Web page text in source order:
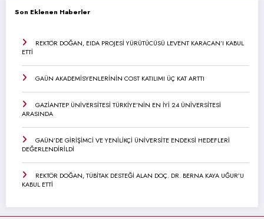
Son Eklenen Haberler
REKTÖR DOĞAN, EIDA PROJESİ YÜRÜTÜCÜSÜ LEVENT KARACAN’I KABUL
ETTİ
GAÜN AKADEMİSYENLERİNİN COST KATILIMI ÜÇ KAT ARTTI
GAZİANTEP ÜNİVERSİTESİ TÜRKİYE’NİN EN İYİ 24 ÜNİVERSİTESİ
ARASINDA
GAÜN’DE GİRİŞİMCİ VE YENİLİKÇİ ÜNİVERSİTE ENDEKSİ HEDEFLERİ
DEĞERLENDİRİLDİ
REKTÖR DOĞAN, TÜBİTAK DESTEĞİ ALAN DOÇ. DR. BERNA KAYA UĞUR’U
KABUL ETTİ